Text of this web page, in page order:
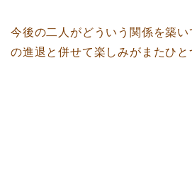
今後の二人がどういう関係を築
の進退と併せて楽しみがまたひと